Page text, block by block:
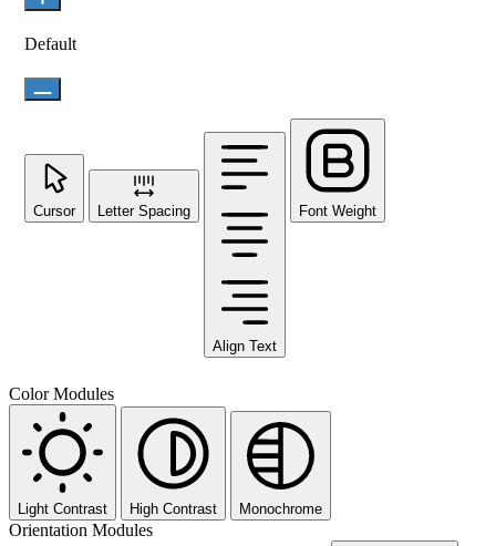
Default
Cursor Letter Spacing
Align Text
Font Weight
Color Modules
Light Contrast High Contrast Monochrome
Orientation Modules